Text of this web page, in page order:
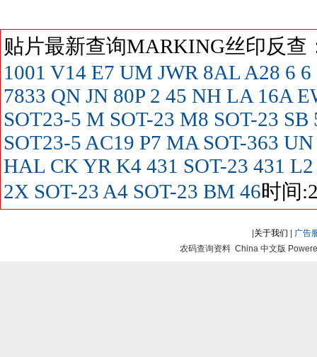
贴片最新查询MARKING丝印反
1001 V14 E7 UM JWR 8AL A28 6 6
7833 QN JN 80P 2 45 NH LA 16A
SOT23-5 M SOT-23 M8 SOT-23 SB
SOT23-5 AC19 P7 MA SOT-363 UN
HAL CK YR K4 431 SOT-23 431 L2
2X SOT-23 A4 SOT-23 BM 46时间
关于我们
广告
农码查询资料 China 中文版